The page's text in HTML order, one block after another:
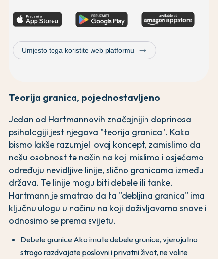
Umjesto toga koristite web platformu trending_flat
Teorija granica, pojednostavljeno
Jedan od Hartmannovih značajnijih doprinosa
psihologiji jest njegova "teorija granica". Kako
bismo lakše razumjeli ovaj koncept, zamislimo da
našu osobnost te način na koji mislimo i osjećamo
određuju nevidljive linije, slično granicama između
država. Te linije mogu biti debele ili tanke.
Hartmann je smatrao da ta "debljina granica" ima
ključnu ulogu u načinu na koji doživljavamo snove i
odnosimo se prema svijetu.
DebeIe granice Ako imate debele granice, vjerojatno
strogo razdvajate poslovni i privatni život, ne volite